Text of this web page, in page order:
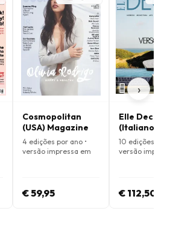
Cosmopolitan
(USA) Magazine
4 edições por ano •
versão impressa em
€ 59,95
Elle Decor
(Italiano)
10 edições por
versão
€ 112,50
›